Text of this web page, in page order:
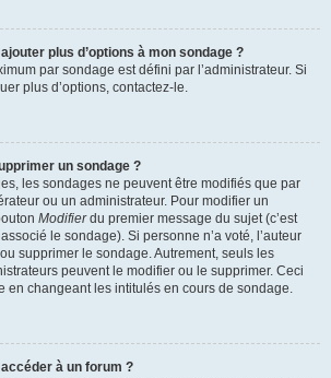
plus d’options à mon sondage ?
par sondage est défini par l’administrateur. Si
plus d’options, contactez-le.
un sondage ?
les sondages ne peuvent être modifiés que par
ou un administrateur. Pour modifier un
Modifierdu premier message du sujet (c’est
le sondage). Si personne n’a voté, l’auteur
supprimer le sondage. Autrement, seuls les
peuvent le modifier ou le supprimer. Ceci
en changeant les intitulés en cours de sondage.
à un forum ?